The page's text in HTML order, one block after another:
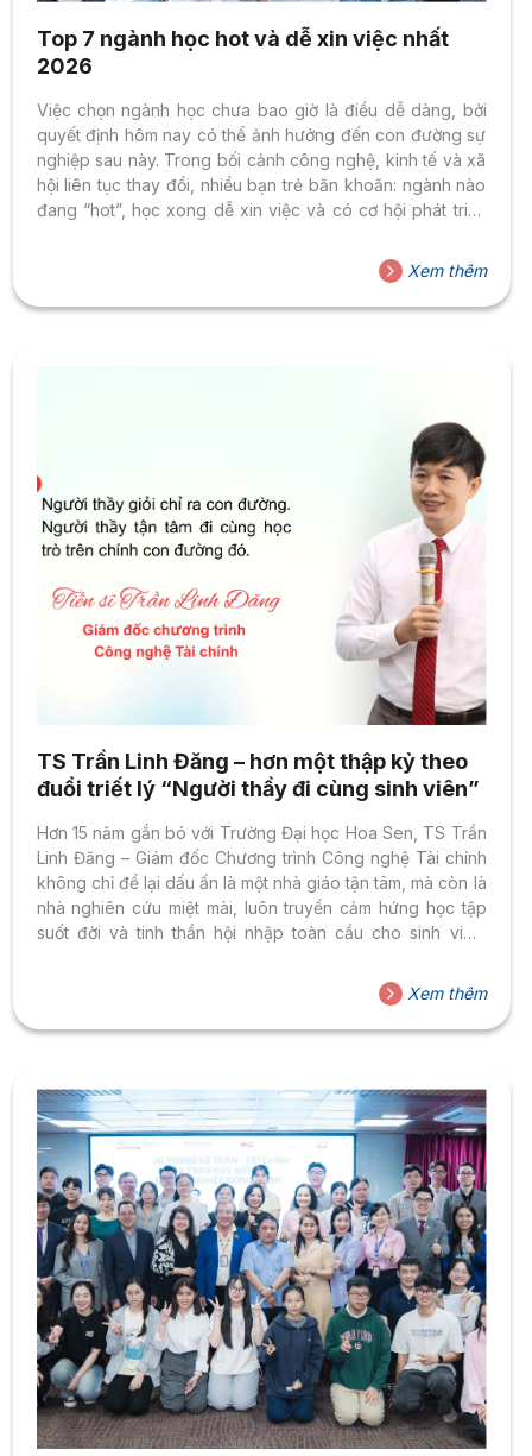
Top 7 ngành học hot và dễ xin việc nhất
2026
Việc chọn ngành học chưa bao giờ là điều dễ dàng, bởi
quyết định hôm nay có thể ảnh hưởng đến con đường sự
nghiệp sau này. Trong bối cảnh công nghệ, kinh tế và xã
hội liên tục thay đổi, nhiều bạn trẻ băn khoăn: ngành nào
đang “hot”, học xong dễ xin việc và có cơ hội phát triển
khám phá Top 7 ngành học hot và dễ xin việc nhất từ
HSU. Ngành Trí tuệ Nhân tạo (AI) – Ngành học của tương
lai Trí...
Xem thêm
TS Trần Linh Đăng – hơn một thập kỷ theo
đuổi triết lý “Người thầy đi cùng sinh viên”
Hơn 15 năm gắn bó với Trường Đại học Hoa Sen, TS Trần
Linh Đăng – Giám đốc Chương trình Công nghệ Tài chính
không chỉ để lại dấu ấn là một nhà giáo tận tâm, mà còn là
nhà nghiên cứu miệt mài, luôn truyền cảm hứng học tập
suốt đời và tinh thần hội nhập toàn cầu cho sinh viên.
một nhà giáo, TS Trần Linh Đăng từng có hành trình học
vấn đa dạng, với tấm bằng cử nhân Ngữ văn Anh, Kinh
tế...
Xem thêm